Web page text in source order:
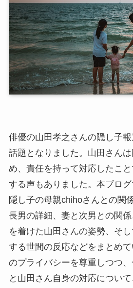
俳優の山田孝之さんの隠し子
話題となりました。山田さん
め、責任を持って対応したこ
する声もありました。本ブロ
隠し子の母親chihoさんとの関
長男の詳細、妻と次男との関
を着けた山田さんの姿勢、そ
する世間の反応などをまとめ
のプライバシーを尊重しつつ
と山田さん自身の対応について